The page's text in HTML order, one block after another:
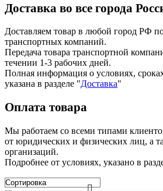
Доставка во все города
Доставляем товар в любой город РФ
транспортных компаний.
Передача товара транспортной
течении 1-3 рабочих дней.
Полная информация о условиях,
указана в разделе "Доставка"
Оплата товара
Мы работаем со всеми типами
от юридических и физических лиц, а
организаций.
Подробнее от условиях, указано в